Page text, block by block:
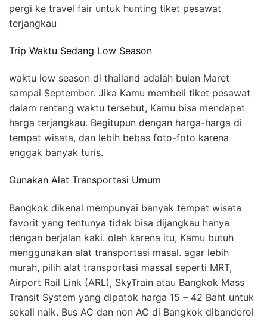
pergi ke travel fair untuk hunting tiket pesawat
terjangkau
Trip Waktu Sedang Low Season
waktu low season di thailand adalah bulan Maret
sampai September. Jika Kamu membeli tiket pesawat
dalam rentang waktu tersebut, Kamu bisa mendapat
harga terjangkau. Begitupun dengan harga-harga di
tempat wisata, dan lebih bebas foto-foto karena
enggak banyak turis.
Gunakan Alat Transportasi Umum
Bangkok dikenal mempunyai banyak tempat wisata
favorit yang tentunya tidak bisa dijangkau hanya
dengan berjalan kaki. oleh karena itu, Kamu butuh
menggunakan alat transportasi masal. agar lebih
murah, pilih alat transportasi massal seperti MRT,
Airport Rail Link (ARL), SkyTrain atau Bangkok Mass
Transit System yang dipatok harga 15 – 42 Baht untuk
sekali naik. Bus AC dan non AC di Bangkok dibanderol